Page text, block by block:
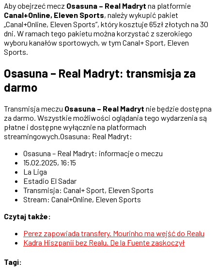
Aby obejrzeć mecz Osasuna – Real Madryt na platformie
Canal+Online, Eleven Sports, należy wykupić pakiet
„Canal+Online, Eleven Sports”, który kosztuje 65zł złotych na 30
dni. W ramach tego pakietu można korzystać z szerokiego
wyboru kanałów sportowych, w tym Canal+ Sport, Eleven
Sports.
Osasuna – Real Madryt: transmisja za
darmo
Transmisja meczu Osasuna – Real Madryt nie będzie dostępna
za darmo. Wszystkie możliwości oglądania tego wydarzenia są
płatne i dostępne wyłącznie na platformach
streamingowych.Osasuna: Real Madryt:
Osasuna – Real Madryt: informacje o meczu
15.02.2025, 16:15
La Liga
Estadio El Sadar
Transmisja: Canal+ Sport, Eleven Sports
Stream: Canal+Online, Eleven Sports
Czytaj także:
Perez zapowiada transfery. Mourinho ma wejść do Realu
Kadra Hiszpanii bez Realu. De la Fuente zaskoczył
Tagi: